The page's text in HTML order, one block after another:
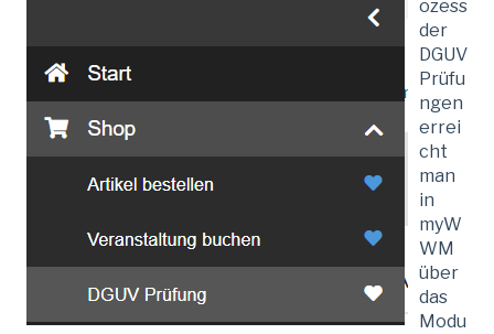
ozess
der
DGUV
Prüfu
ngen
errei
cht
man
in
myW
WM
über
das
Modu